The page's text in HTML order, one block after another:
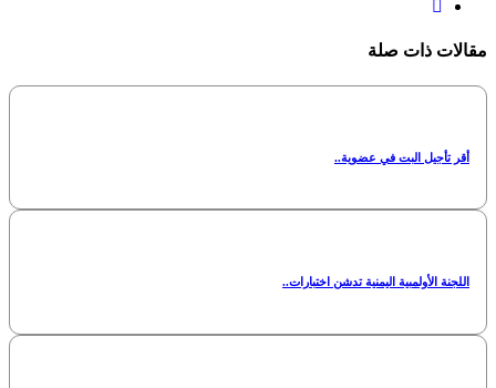
مقالات ذات صلة
أقر تأجيل البت في عضوية..
اللجنة الأولمبية اليمنية تدشن اختبارات..